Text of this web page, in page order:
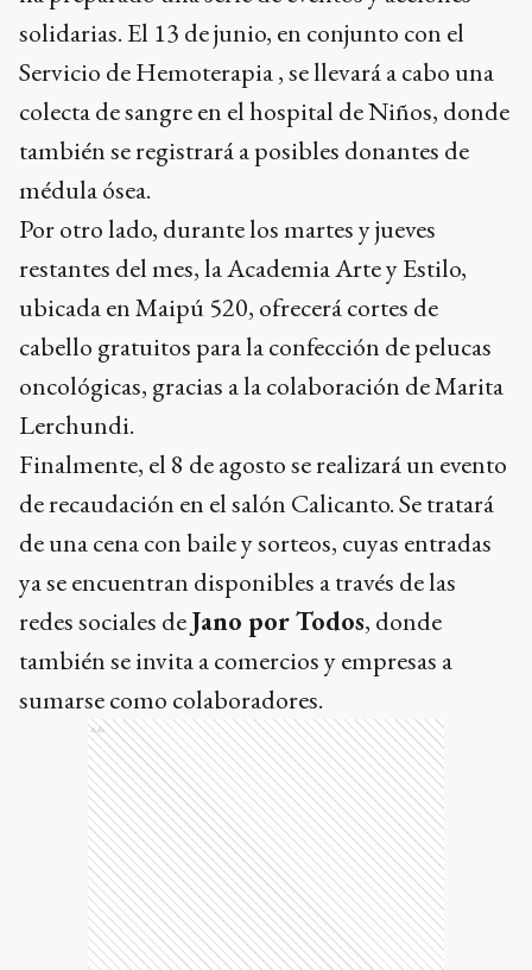
solidarias. El 13 de junio, en conjunto con el
Servicio de Hemoterapia , se llevará a cabo una
colecta de sangre en el hospital de Niños, donde
también se registrará a posibles donantes de
médula ósea.
Por otro lado, durante los martes y jueves
restantes del mes, la Academia Arte y Estilo,
ubicada en Maipú 520, ofrecerá cortes de
cabello gratuitos para la confección de pelucas
oncológicas, gracias a la colaboración de Marita
Lerchundi.
Finalmente, el 8 de agosto se realizará un evento
de recaudación en el salón Calicanto. Se tratará
de una cena con baile y sorteos, cuyas entradas
ya se encuentran disponibles a través de las
redes sociales deJano por Todos, donde
también se invita a comercios y empresas a
sumarse como colaboradores.
Ads